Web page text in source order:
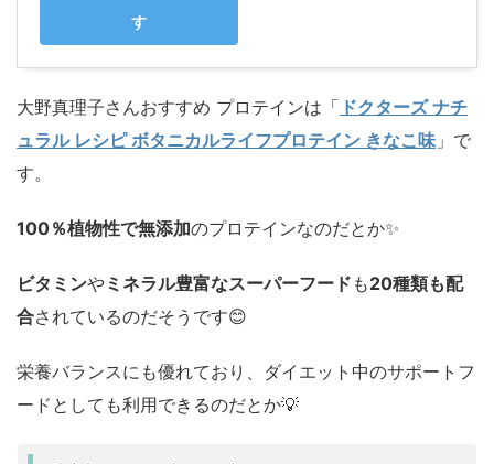
す
大野真理子さんおすすめ プロテインは「 ドクターズ ナチ
ュラル レシピ ボタニカルライフプロテイン きなこ味」で
す。
100％植物性で無添加のプロテインなのだとか✨️
ビタミンやミネラル豊富なスーパーフード も20種類も配
合されているのだそうです😊
栄養バランスにも優れており、ダイエット中のサポートフ
ードとしても利用できるのだとか💡